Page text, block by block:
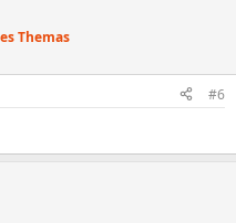
Themas
#6